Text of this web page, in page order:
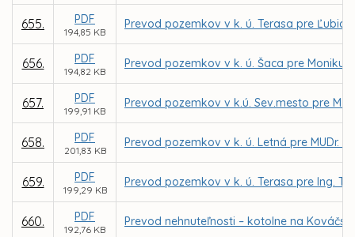
655. PDF
194,85 KB
Prevod pozemkov v k. ú. Terasa pre Ľubicu
656. PDF
194,82 KB
Prevod pozemkov v k. ú. Šaca pre Moniku
657. PDF
199,91 KB
Prevod pozemkov v k.ú. Sev.mesto pre M.
658. PDF
201,83 KB
Prevod pozemkov v k. ú. Letná pre MUDr.
659. PDF
199,29 KB
Prevod pozemkov v k. ú. Terasa pre Ing.
660. PDF
192,76 KB
Prevod nehnuteľnosti – kotolne na